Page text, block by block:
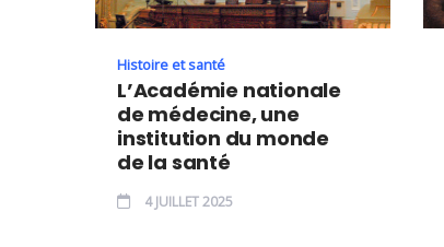
Histoire et santé
L’Académie nationale
de médecine, une
institution du monde
de la santé
4 JUILLET 2025